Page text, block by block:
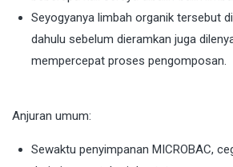
Seyogyanya limbah organik tersebut
dahulu sebelum dieramkan juga
mempercepat proses pengomposan.
Anjuran umum:
Sewaktu penyimpanan MICROBAC,